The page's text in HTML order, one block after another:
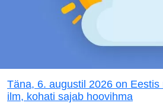
Täna, 6. augustil 2026 on
ilm, kohati sajab hoovihma